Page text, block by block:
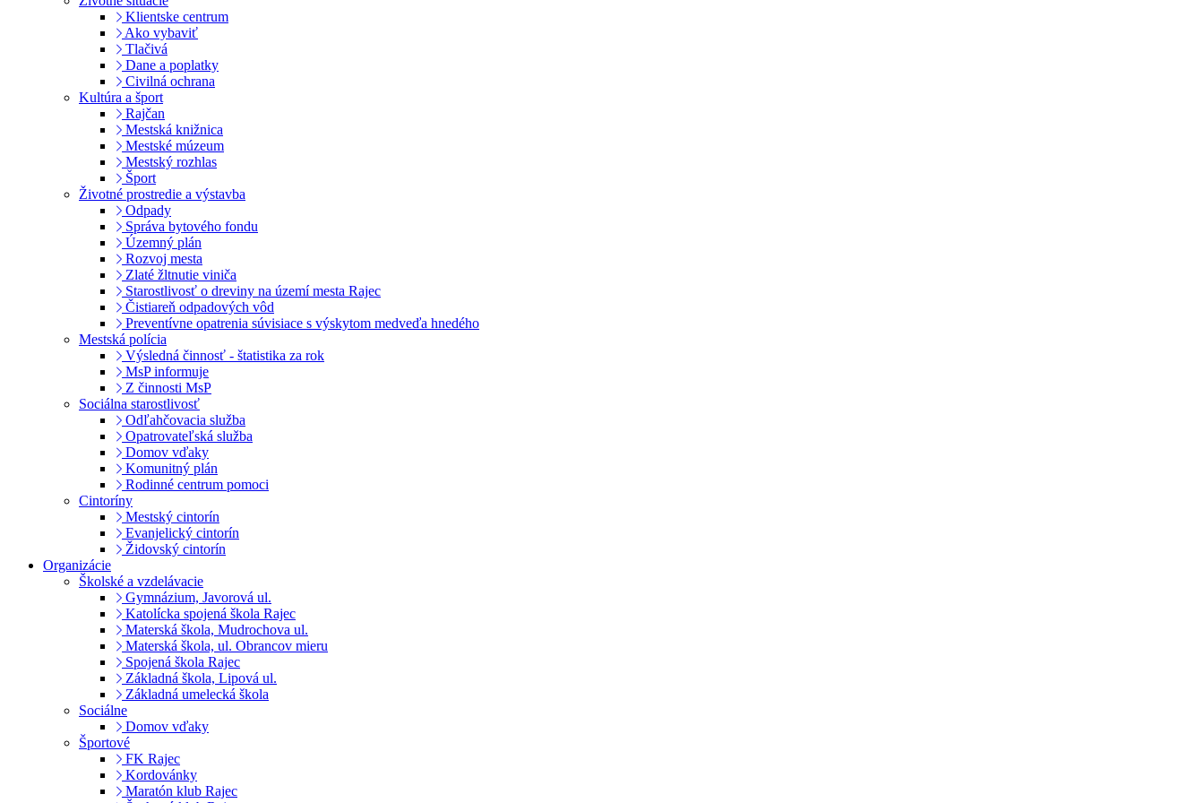
Klientske centrum
Ako vybaviť
Tlačivá
Dane a poplatky
Civilná ochrana
Kultúra a šport
Rajčan
Mestská knižnica
Mestské múzeum
Mestský rozhlas
Šport
Životné prostredie a výstavba
Odpady
Správa bytového fondu
Územný plán
Rozvoj mesta
Zlaté žltnutie viniča
Starostlivosť o dreviny na území mesta Rajec
Čistiareň odpadových vôd
Preventívne opatrenia súvisiace s výskytom medveďa hnedého
Mestská polícia
Výsledná činnosť - štatistika za rok
MsP informuje
Z činnosti MsP
Sociálna starostlivosť
Odľahčovacia služba
Opatrovateľská služba
Domov vďaky
Komunitný plán
Rodinné centrum pomoci
Cintoríny
Mestský cintorín
Evanjelický cintorín
Židovský cintorín
Organizácie
Školské a vzdelávacie
Gymnázium, Javorová ul.
Katolícka spojená škola Rajec
Materská škola, Mudrochova ul.
Materská škola, ul. Obrancov mieru
Spojená škola Rajec
Základná škola, Lipová ul.
Základná umelecká škola
Sociálne
Domov vďaky
Športové
FK Rajec
Kordovánky
Maratón klub Rajec